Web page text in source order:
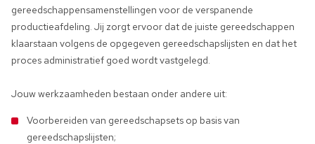
gereedschappensamenstellingen voor de verspanende
productieafdeling. Jij zorgt ervoor dat de juiste gereedschappen
klaarstaan volgens de opgegeven gereedschapslijsten en dat het
proces administratief goed wordt vastgelegd.
Jouw werkzaamheden bestaan onder andere uit:
Voorbereiden van gereedschapsets op basis van
gereedschapslijsten;